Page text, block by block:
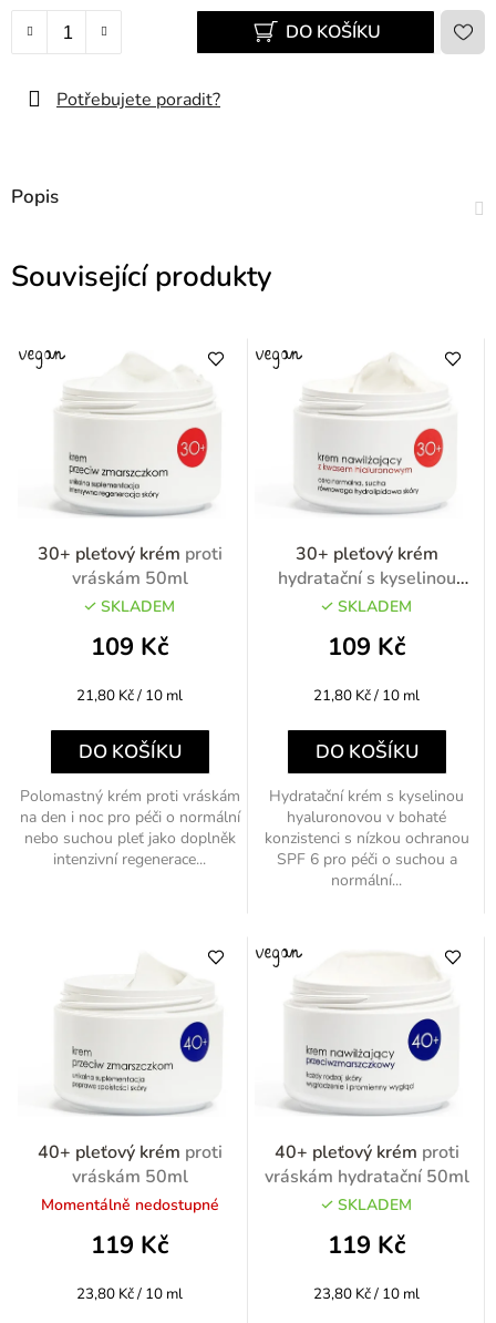
DO KOŠÍKU
Potřebujete poradit?
Popis
Související produkty
30+ pleťový krém proti
vráskám 50ml
SKLADEM
109 Kč
Měrná
21,80 Kč / 10 ml
DO KOŠÍKU
Polomastný krém proti vráskám
na den i noc pro péči o normální
nebo suchou pleť jako doplněk
intenzivní regenerace...
30+ pleťový krém
hydratační s kyselinou
hyaluronovou 50ml
SKLADEM
109 Kč
Měrná
21,80 Kč / 10 ml
DO KOŠÍKU
Hydratační krém s kyselinou
hyaluronovou v bohaté
konzistenci s nízkou ochranou
SPF 6 pro péči o suchou a
normální...
40+ pleťový krém proti
vráskám 50ml
Momentálně nedostupné
119 Kč
Měrná
23,80 Kč / 10 ml
40+ pleťový krém proti
vráskám hydratační 50ml
SKLADEM
119 Kč
Měrná
23,80 Kč / 10 ml